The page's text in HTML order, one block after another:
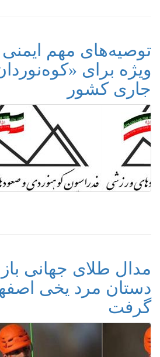
توصیه‌های مهم ایمنی
ویژه برای
جاری کشور
مدال طلای جهانی
دستان مرد یخی
گرفت